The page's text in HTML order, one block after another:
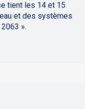
tient les 14 et 15
et des systèmes
».